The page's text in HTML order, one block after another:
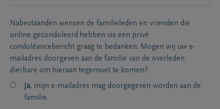
Nabestaanden wensen de familieleden en vrienden die
online gecondoleerd hebben via een privé
condoléancebericht graag te bedanken. Mogen wij uw e-
mailadres doorgeven aan de familie van de overleden
dierbare om hieraan tegemoet te komen?
Ja, mijn e-mailadres mag doorgegeven worden aan de
familie.